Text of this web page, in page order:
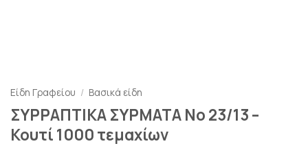
Είδη Γραφείου / Βασικά είδη
ΣΥΡΡΑΠΤΙΚΑ ΣΥΡΜΑΤΑ Νο 23/13 –
Κουτί 1000 τεμαχίων